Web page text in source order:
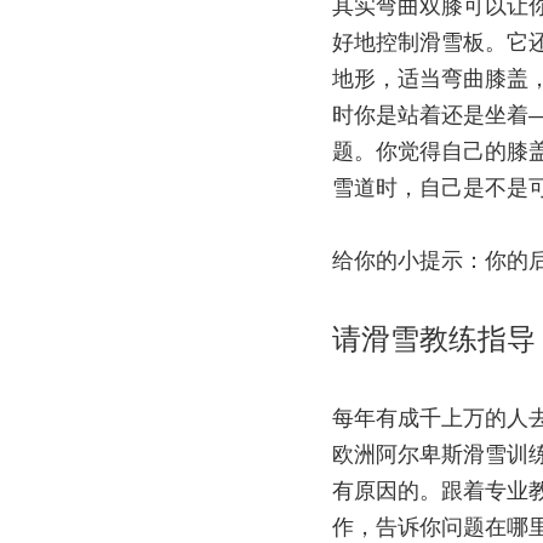
其实弯曲双膝可以让
好地控制滑雪板。它
地形，适当弯曲膝盖
时你是站着还是坐着
题。你觉得自己的膝
雪道时，自己是不是
给你的小提示：你的
请滑雪教练指导
每年有成千上万的人
欧洲阿尔卑斯滑雪训
有原因的。跟着专业
作，告诉你问题在哪